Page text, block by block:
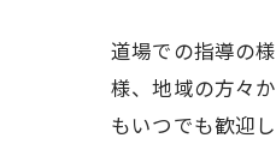
道場での指導の
様、地域の方々
もいつでも歓迎し